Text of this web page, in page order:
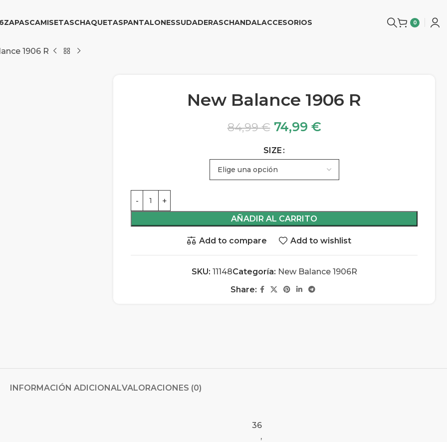
ZAPASCAMISETASCHAQUETASPANTALONESSUDADERASCHANDALACCESORIOS 0
1906 R
New Balance 1906 R
84,99€ 74,99 €
SIZE
AÑADIR AL CARRITO
Add to compare Add to wishlist
SKU: 11148Categoría: New Balance 1906R
Share:
INFORMACIÓN ADICIONALVALORACIONES (0)
36
,